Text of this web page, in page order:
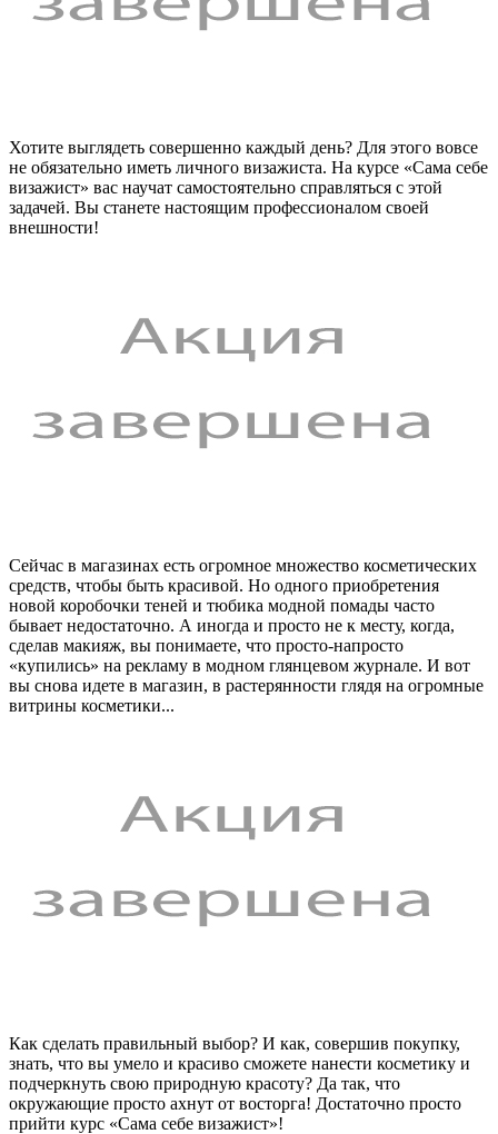
Хотите выглядеть совершенно каждый день? Для этого вовсе
не обязательно иметь личного визажиста. На курсе «Сама себе
визажист» вас научат самостоятельно справляться с этой
задачей. Вы станете настоящим профессионалом своей
внешности!
Сейчас в магазинах есть огромное множество косметических
средств, чтобы быть красивой. Но одного приобретения
новой коробочки теней и тюбика модной помады часто
бывает недостаточно. А иногда и просто не к месту, когда,
сделав макияж, вы понимаете, что просто-напросто
«купились» на рекламу в модном глянцевом журнале. И вот
вы снова идете в магазин, в растерянности глядя на огромные
витрины косметики...
Как сделать правильный выбор? И как, совершив покупку,
знать, что вы умело и красиво сможете нанести косметику и
подчеркнуть свою природную красоту? Да так, что
окружающие просто ахнут от восторга! Достаточно просто
прийти курс «Сама себе визажист»!